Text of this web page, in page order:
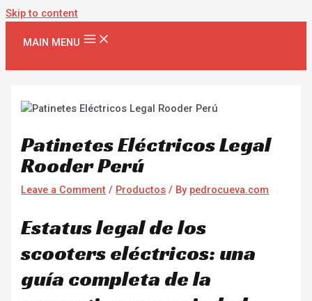
Skip to content
MAIN MENU
Patinetes Eléctricos Legal
Rooder Perú
Leave a Comment / Productos / By pedrocueva.com
Estatus legal de los
scooters eléctricos: una
guía completa de la